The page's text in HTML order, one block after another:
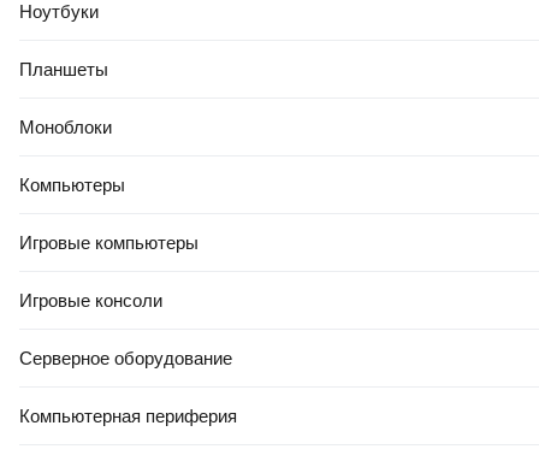
Ноутбуки
Планшеты
Моноблоки
Компьютеры
Игровые компьютеры
Игровые консоли
Серверное оборудование
Компьютерная периферия